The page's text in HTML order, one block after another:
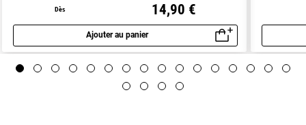
Dès 14,90 €
Ajouter au panier
Aperçu rapide